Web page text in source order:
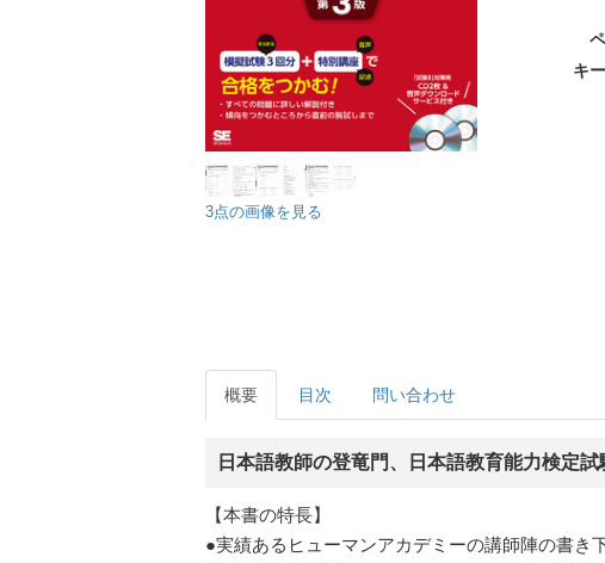
3点の画像を見る
キ
概要 目次 問い合わせ
日本語教師の登竜門、日本語教育能力検定試
【本書の特長】
●実績あるヒューマンアカデミーの講師陣の書き